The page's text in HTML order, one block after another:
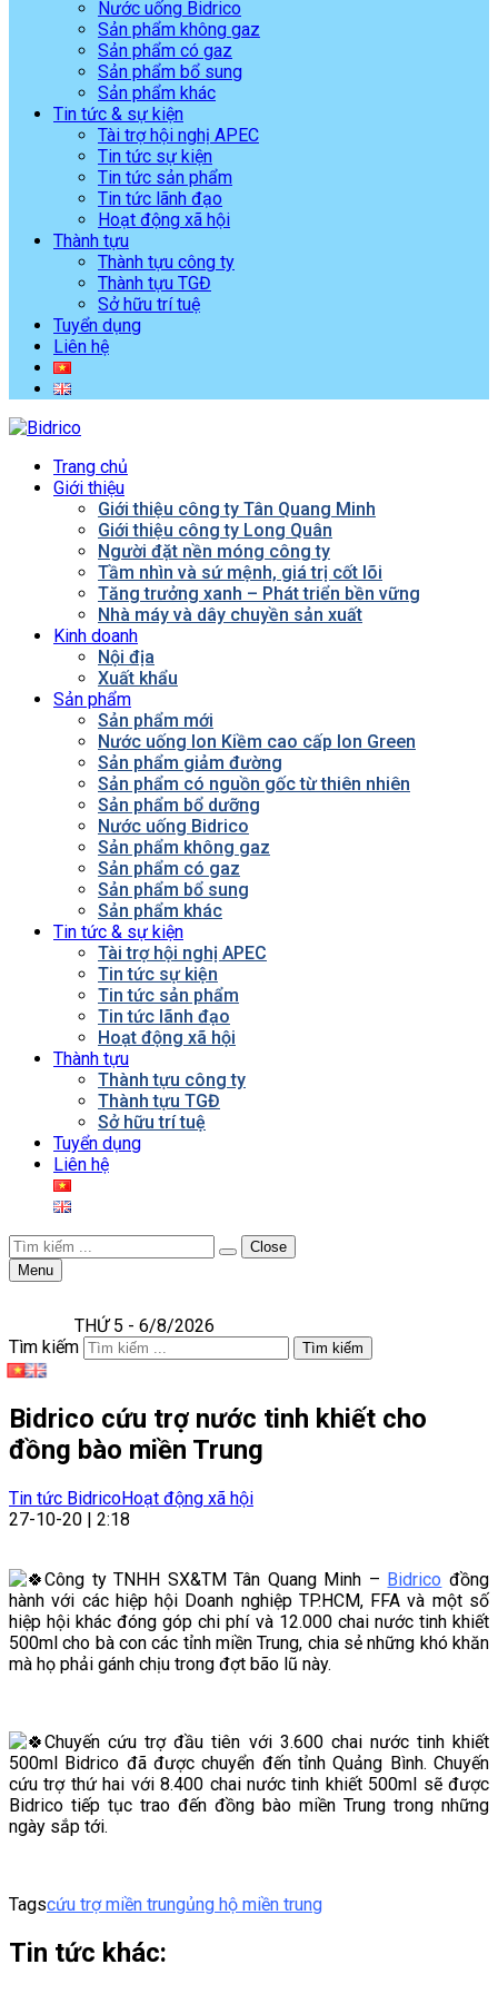
Nước uống Bidrico
Sản phẩm không gaz
Sản phẩm có gaz
Sản phẩm bổ sung
Sản phẩm khác
Tin tức & sự kiện
Tài trợ hội nghị APEC
Tin tức sự kiện
Tin tức sản phẩm
Tin tức lãnh đạo
Hoạt động xã hội
Thành tựu
Thành tựu công ty
Thành tựu TGĐ
Sở hữu trí tuệ
Tuyển dụng
Liên hệ
Trang chủ
Giới thiệu
Giới thiệu công ty Tân Quang Minh
Giới thiệu công ty Long Quân
Người đặt nền móng công ty
Tầm nhìn và sứ mệnh, giá trị cốt lõi
Tăng trưởng xanh – Phát triển bền vững
Nhà máy và dây chuyền sản xuất
Kinh doanh
Nội địa
Xuất khẩu
Sản phẩm
Sản phẩm mới
Nước uống Ion Kiềm cao cấp Ion Green
Sản phẩm giảm đường
Sản phẩm có nguồn gốc từ thiên nhiên
Sản phẩm bổ dưỡng
Nước uống Bidrico
Sản phẩm không gaz
Sản phẩm có gaz
Sản phẩm bổ sung
Sản phẩm khác
Tin tức & sự kiện
Tài trợ hội nghị APEC
Tin tức sự kiện
Tin tức sản phẩm
Tin tức lãnh đạo
Hoạt động xã hội
Thành tựu
Thành tựu công ty
Thành tựu TGĐ
Sở hữu trí tuệ
Tuyển dụng
Liên hệ
Close
Menu
THỨ 5 - 6/8/2026
Tìm kiếm
Tìm kiếm
Bidrico cứu trợ nước tinh khiết cho
đồng bào miền Trung
Tin tức BidricoHoạt động xã hội
27-10-20 | 2:18
Công ty TNHH SX&TM Tân Quang Minh – Bidrico đồng
hành với các hiệp hội Doanh nghiệp TP.HCM, FFA và một số
hiệp hội khác đóng góp chi phí và 12.000 chai nước tinh khiết
500ml cho bà con các tỉnh miền Trung, chia sẻ những khó khăn
mà họ phải gánh chịu trong đợt bão lũ này.
Chuyến cứu trợ đầu tiên với 3.600 chai nước tinh khiết
500ml Bidrico đã được chuyển đến tỉnh Quảng Bình. Chuyến
cứu trợ thứ hai với 8.400 chai nước tinh khiết 500ml sẽ được
Bidrico tiếp tục trao đến đồng bào miền Trung trong những
ngày sắp tới.
Tagscứu trợ miền trungủng hộ miền trung
Tin tức khác: